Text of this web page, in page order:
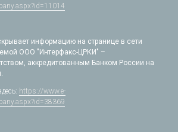
информацию на странице в сети
ООО "Интерфакс-ЦРКИ" –
аккредитованным Банком России на
https://www.e-